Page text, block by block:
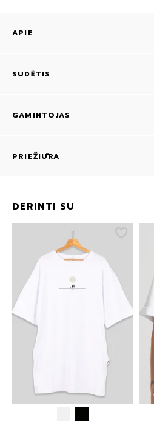
APIE
SUDĖTIS
GAMINTOJAS
PRIEŽIŪRA
DERINTI SU